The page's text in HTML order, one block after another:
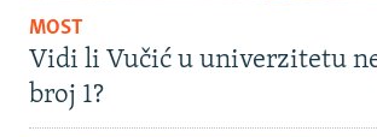
MOST
Vidi li Vučić u univerzitetu
broj 1?